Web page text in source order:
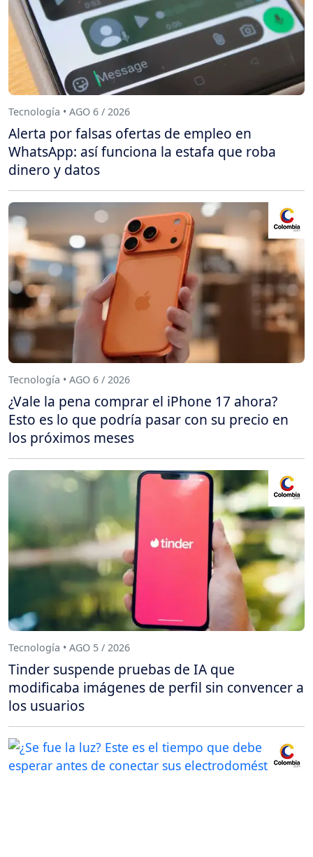
Tecnología • AGO 6 / 2026
Alerta por falsas ofertas de empleo en
WhatsApp: así funciona la estafa que roba
dinero y datos
Tecnología • AGO 6 / 2026
¿Vale la pena comprar el iPhone 17 ahora?
Esto es lo que podría pasar con su precio en
los próximos meses
Tecnología • AGO 5 / 2026
Tinder suspende pruebas de IA que
modificaba imágenes de perfil sin convencer a
los usuarios